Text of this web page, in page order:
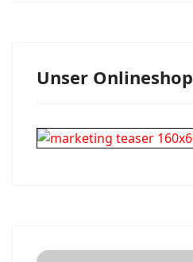
Unser Onlineshop